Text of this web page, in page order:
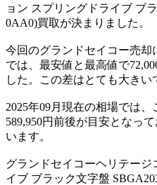
ョン スプリングドライブ ブ
0AA0)買取が決まりました。
今回のグランドセイコー売却
では、最安値と最高値で
した。この差はとても大きい
2025年09月現在の相場では
589,950円前後が目安となっ
います。
グランドセイコーヘリテージ
イブ ブラック文字盤